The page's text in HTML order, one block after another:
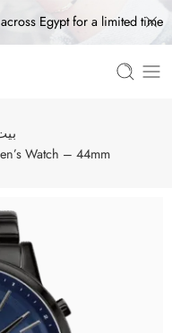
Egypt for a limited time
Watch – 44mm